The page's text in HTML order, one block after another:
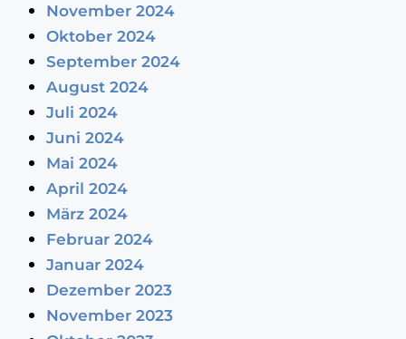
November 2024
Oktober 2024
September 2024
August 2024
Juli 2024
Juni 2024
Mai 2024
April 2024
März 2024
Februar 2024
Januar 2024
Dezember 2023
November 2023